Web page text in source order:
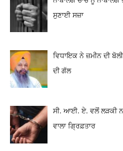
ਸੁਣਾਈ ਸਜ਼ਾ
ਵਿਧਾਇਕ ਨੇ ਜ਼ਮੀਨ ਦੀ
ਦੀ ਗੱਲ
ਸੀ. ਆਈ. ਏ. ਵਲੋਂ ਲੜਕੀ
ਵਾਲਾ ਗ੍ਰਿਫ਼ਤਾਰ